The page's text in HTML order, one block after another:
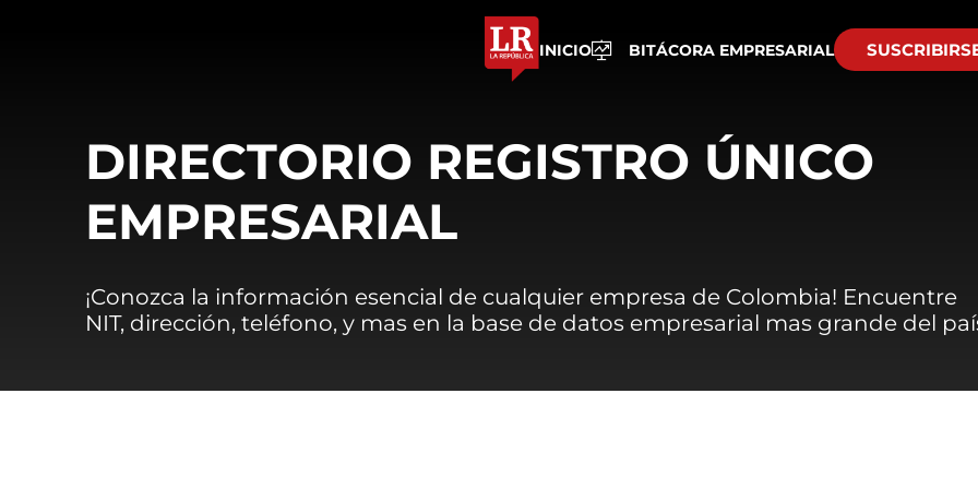
INICIO BITÁCORA EMPRESARIAL
DIRECTORIO REGISTRO ÚNICO
EMPRESARIAL
¡Conozca la información esencial de cualquier empresa de Colombia! Encuentre
NIT, dirección, teléfono, y mas en la base de datos empresarial mas grande del